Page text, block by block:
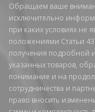
Обращаем ваше
исключительно
при каких условиях не
положениями Статьи
получения подробной
указанных товаров,
понимание и на
сотрудничества и
право вносить